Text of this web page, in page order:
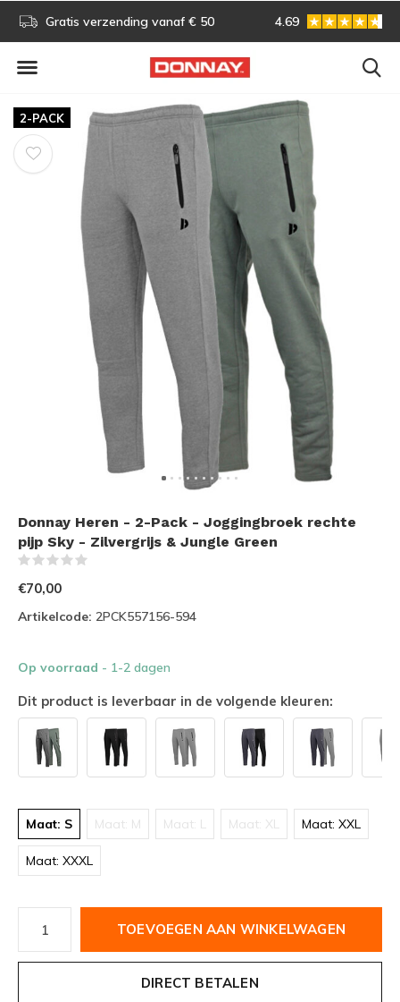
Gratis verzending vanaf € 50 Gratis omruilen
4.69
2-PACK
Donnay Heren - 2-Pack - Joggingbroek rechte
pijp Sky - Zilvergrijs & Jungle Green
€70,00
Artikelcode: 2PCK557156-594
Op voorraad - 1-2 dagen
Dit product is leverbaar in de volgende kleuren:
Maat: S Maat: M Maat: L Maat: XL Maat: XXL
Maat: XXXL
TOEVOEGEN AAN WINKELWAGEN
DIRECT BETALEN